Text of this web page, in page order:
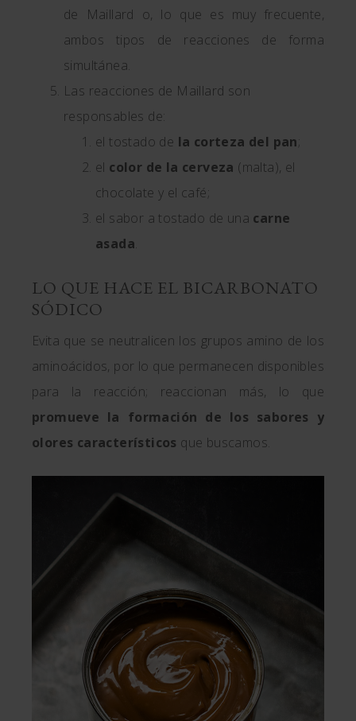
de Maillard o, lo que es muy frecuente,
ambos tipos de reacciones de forma
simultánea.
Las reacciones de Maillard son
responsables de:
el tostado de la corteza del pan;
el color de la cerveza (malta), el
chocolate y el café;
el sabor a tostado de una carne
asada.
LO QUE HACE EL BICARBONATO
SÓDICO
Evita que se neutralicen los grupos amino de los
aminoácidos, por lo que permanecen disponibles
para la reacción; reaccionan más, lo que
promueve la formación de los sabores y
olores característicos que buscamos.